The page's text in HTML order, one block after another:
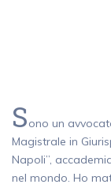
Sono un
Magistrale in
Napoli”,
nel mondo. Ho